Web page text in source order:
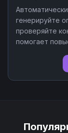
генерируйте
проверяйте
помогает